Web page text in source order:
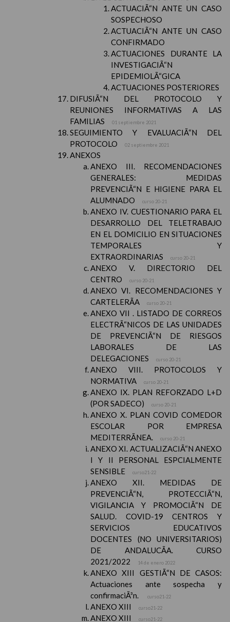
ACTUACIÃ“N ANTE UN CASO
SOSPECHOSO
ACTUACIÃ“N ANTE UN CASO
CONFIRMADO
ACTUACIONES DURANTE LA
INVESTIGACIÃ“N
EPIDEMIOLÃ“GICA
ACTUACIONES POSTERIORES
DIFUSIÃ“N DEL PROTOCOLO Y
REUNIONES INFORMATIVAS A LAS
FAMILIAS
01 septiembre 2021
SEGUIMIENTO Y EVALUACIÃ“N DEL
PROTOCOLO
02 septiembre 2021
ANEXOS
ANEXO III. RECOMENDACIONES
GENERALES: MEDIDAS
PREVENCIÃ“N E HIGIENE PARA EL
ALUMNADO
curso 20-21
ANEXO IV. CUESTIONARIO PARA EL
DESARROLLO DEL TELETRABAJO
EN EL DOMICILIO EN SITUACIONES
TEMPORALES Y
EXTRAORDINARIAS
curso 20-21
ANEXO V. DIRECTORIO DEL
CENTRO
curso 20-21
ANEXO VI. RECOMENDACIONES Y
CARTELERÃA
curso 20-21
ANEXO VII . LISTADO DE CORREOS
ELECTRÃ“NICOS DE LAS UNIDADES
DE PREVENCIÃ“N DE RIESGOS
LABORALES DE LAS
DELEGACIONES
curso 20-21
ANEXO VIII. PROTOCOLOS Y
NORMATIVA
curso 20-21
ANEXO IX. PLAN REFORZADO L+D
(POR SADECO)
curso 20-21
ANEXO X. PLAN COVID COMEDOR
ESCOLAR POR EMPRESA
MEDITERRÃNEA.
curso 20-21
ANEXO XI. ACTUALIZACIÃ“N ANEXO
I Y II PERSONAL ESPCIALMENTE
SENSIBLE
curso21-22
ANEXO XII. MEDIDAS DE
PREVENCIÃ“N, PROTECCIÃ“N,
VIGILANCIA Y PROMOCIÃ“N DE
SALUD. COVID-19 CENTROS Y
SERVICIOS EDUCATIVOS
DOCENTES (NO UNIVERSITARIOS)
DE ANDALUCÃA. CURSO
2021/2022
14 de enero 2022
ANEXO XIII GESTIÃ“N DE CASOS:
Actuaciones ante sospecha y
confirmaciÃ³n.
curso21-22
ANEXO XIII curso21-22
ANEXO XIII curso21-22